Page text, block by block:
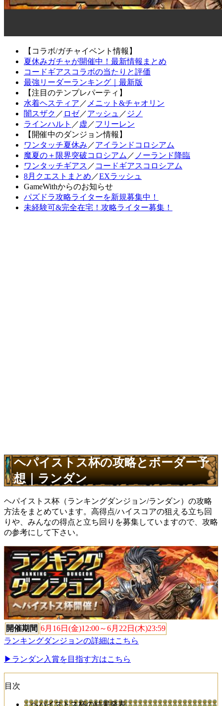
【コラボ/ガチャイベント情報】
夏休みガチャが開催中！最新情報まとめ
コードギアスコラボの当たりと評価
最強リーダーランキング｜最新版
【注目のテンプレパーティ】
水着ヘスティア ／ メニット&チャオリン
闇スザク ／ ロゼ／アッシュ ／ ジノ
ラインハルト ／ 虚 ／フリーレン
【開催中のダンジョン情報】
ワンタッチ夏休み ／アイランドコロシアム
魔夏の＋限界突破コロシアム ／ ノーランド降臨
ワンタッチギアス ／ コードギアスコロシアム
8月クエストまとめ ／EXラッシュ
GameWithからのお知らせ
パズドラ攻略ライターを新規募集中！
未経験可&完全在宅！攻略ライター募集！
ヘパイストス杯の攻略とボーダー予
想｜ランダン
ヘパイストス杯（ランキングダンジョン/ランダン）の攻略
方法をまとめています。高得点/ハイスコアの狙える立ち回
りや、みんなの得点と立ち回りを募集していますので、攻略
の参考にして下さい。
開催期間 6月16日(金)12:00～6月22日(木)23:59
ランキングダンジョンの詳細はこちら
▶ランダン入賞を目指す方はこちら
目次
ヘパイストス杯の結果発表